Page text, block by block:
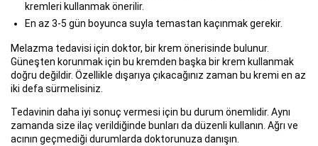
kremleri kullanmak önerilir.
En az 3-5 gün boyunca suyla temastan kaçınmak gerekir.
Melazma tedavisi için doktor, bir krem önerisinde bulunur.
Güneşten korunmak için bu kremden başka bir krem kullanmak
doğru değildir. Özellikle dışarıya çıkacağınız zaman bu kremi en az
iki defa sürmelisiniz.
Tedavinin daha iyi sonuç vermesi için bu durum önemlidir. Aynı
zamanda size ilaç verildiğinde bunları da düzenli kullanın. Ağrı ve
acının geçmediği durumlarda doktorunuza danışın.